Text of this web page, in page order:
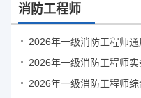
消防工程师
2026年一级消防工程师通
2026年一级消防工程师实
2026年一级消防工程师综